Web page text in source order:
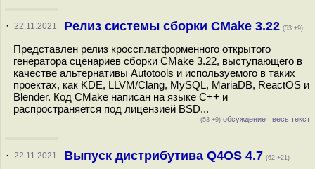
· 22.11.2021 Релиз системы сборки CMake 3.22 (53 +9)
Представлен релиз кроссплатформенного открытого
генератора сценариев сборки CMake 3.22, выступающего в
качестве альтернативы Autotools и используемого в таких
проектах, как KDE, LLVM/Clang, MySQL, MariaDB, ReactOS и
Blender. Код CMake написан на языке C++ и
распространяется под лицензией BSD...
(53 +9) обсуждение | весь текст
· 22.11.2021 Выпуск дистрибутива Q4OS 4.7 (62 +21)